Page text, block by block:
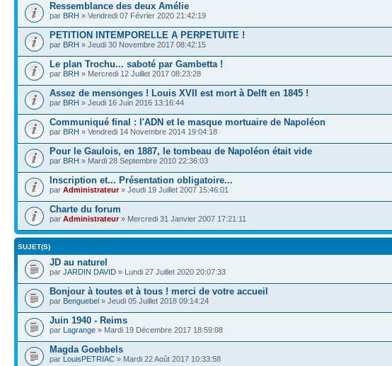
Ressemblance des deux Amélie
par BRH » Vendredi 07 Février 2020 21:42:19
PETITION INTEMPORELLE A PERPETUITE !
par BRH » Jeudi 30 Novembre 2017 08:42:15
Le plan Trochu... saboté par Gambetta !
par BRH » Mercredi 12 Juillet 2017 08:23:28
Assez de mensonges ! Louis XVII est mort à Delft en 1845 !
par BRH » Jeudi 16 Juin 2016 13:16:44
Communiqué final : l'ADN et le masque mortuaire de Napoléon
par BRH » Vendredi 14 Novembre 2014 19:04:18
Pour le Gaulois, en 1887, le tombeau de Napoléon était vide
par BRH » Mardi 28 Septembre 2010 22:36:03
Inscription et... Présentation obligatoire...
par Administrateur» Jeudi 19 Juillet 2007 15:46:01
Charte du forum
par Administrateur» Mercredi 31 Janvier 2007 17:21:11
SUJET(S)
JD au naturel
par JARDIN DAVID » Lundi 27 Juillet 2020 20:07:33
Bonjour à toutes et à tous ! merci de votre accueil
par Benguebel » Jeudi 05 Juillet 2018 09:14:24
Juin 1940 - Reims
par Lagrange » Mardi 19 Décembre 2017 18:59:08
Magda Goebbels
par LouisPETRIAC » Mardi 22 Août 2017 10:33:58